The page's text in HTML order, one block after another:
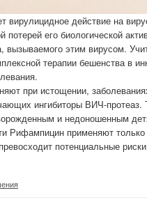
вирулицидное действие на
потерей его биологической
вызываемого этим вирусом.
терапии бешенства в
при истощении,
ингибиторы ВИЧ-протеаз.
и недоношенным
Рифампицин применяют
потенциальные